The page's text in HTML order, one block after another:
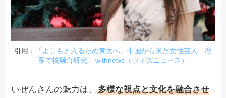
引用：
「よしもと入るため東大へ」中国から来た女性芸人 理
系で核融合研究 – withnews（ウィズニュース）
いぜんさんの魅力は、多様な視点と文化を融合させ